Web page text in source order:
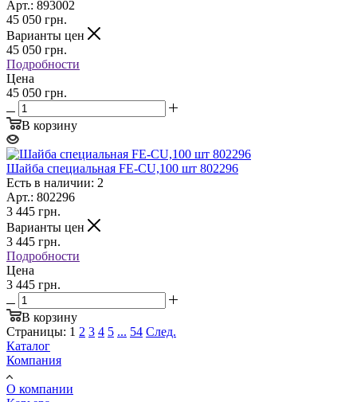
Арт.: 893002
45 050 грн.
Варианты цен
45 050 грн.
Подробности
Цена
45 050 грн.
В корзину
Шайба специальная FE-CU,100 шт 802296
Есть в наличии: 2
Арт.: 802296
3 445 грн.
Варианты цен
3 445 грн.
Подробности
Цена
3 445 грн.
В корзину
Страницы: 1 2 3 4 5 ... 54 След.
Каталог
Компания
О компании